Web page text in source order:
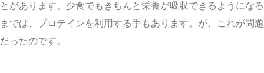
とがあります。少食でもきちんと栄養が吸収できるようになる
までは、プロテインを利用する手もあります。が、これが問題
だったのです。